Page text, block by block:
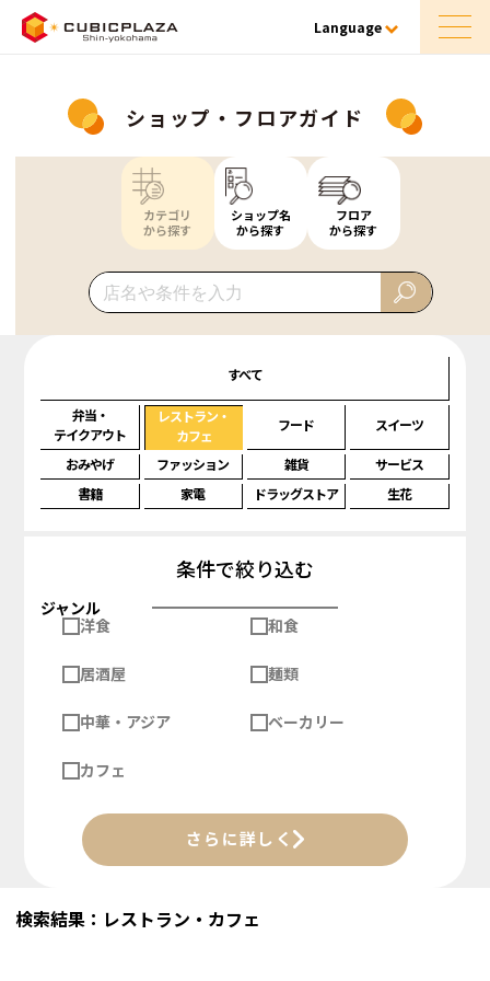
Language
ショップ・フロアガイド
カテゴリ
から探す
ショップ名
から探す
フロア
から探す
すべて
弁当・
テイクアウト
レストラン・
カフェ
フード スイーツ
おみやげ ファッション 雑貨
サービス
書籍
家電 ドラッグストア 生花
条件で絞り込む
ジャンル
洋食
和食
居酒屋 麺類
中華・アジア ベーカリー
カフェ
さらに詳しく
検索結果：レストラン・カフェ